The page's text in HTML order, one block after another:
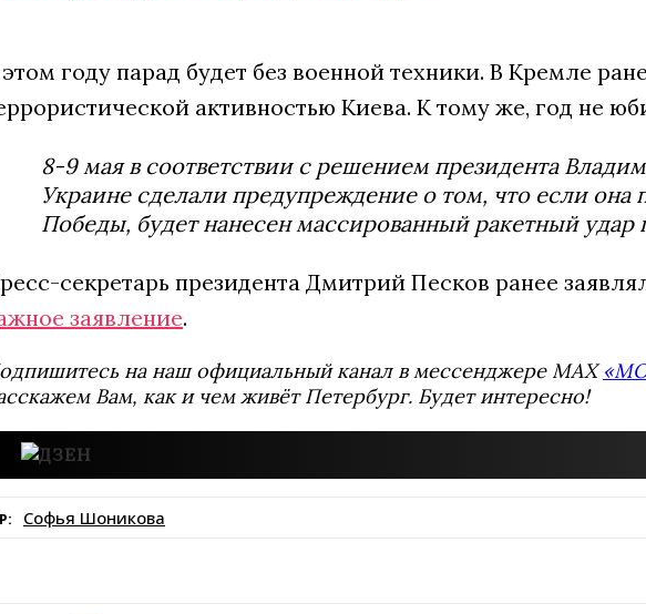
году парад будет без военной техники. В Кремле
активностью Киева. К тому же, год не
8-9 мая в соответствии с решением президента
Украине сделали предупреждение о том, что если она
Победы, будет нанесен массированный ракетный удар
секретарь президента Дмитрий Песков ранее
заявление.
на наш официальный канал в мессенджере MAX
Вам, как и чем живёт Петербург. Будет интересно!
Софья Шоникова